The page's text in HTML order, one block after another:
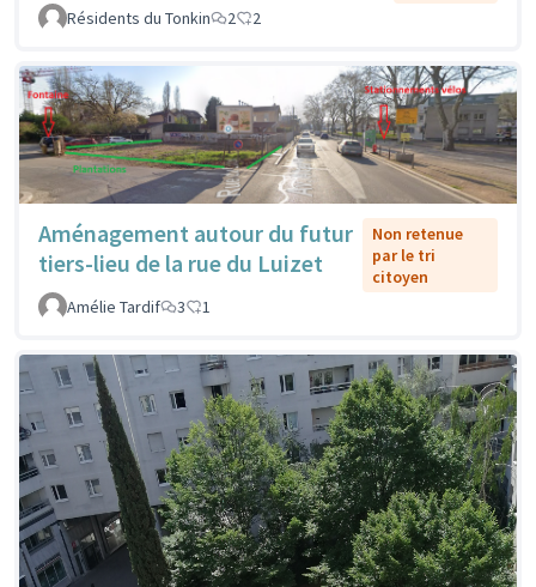
Résidents du Tonkin
2 2
Aménagement autour du futur
tiers-lieu de la rue du Luizet
Non retenue
par le tri
citoyen
Amélie Tardif
3 1